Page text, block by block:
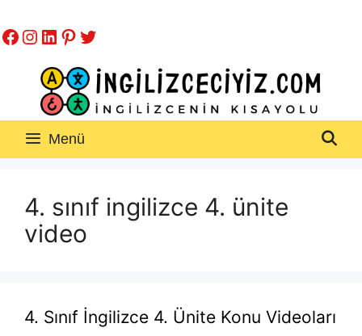
atla
Facebook
Instagram
LinkedIn
Pinterest
Twitter
Menü
4. sınıf ingilizce 4. ünite
video
4. Sınıf İngilizce 4. Ünite Konu Videoları